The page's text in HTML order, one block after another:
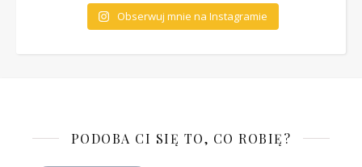
Obserwuj mnie na Instagramie
PODOBA CI SIĘ TO, CO ROBIĘ?